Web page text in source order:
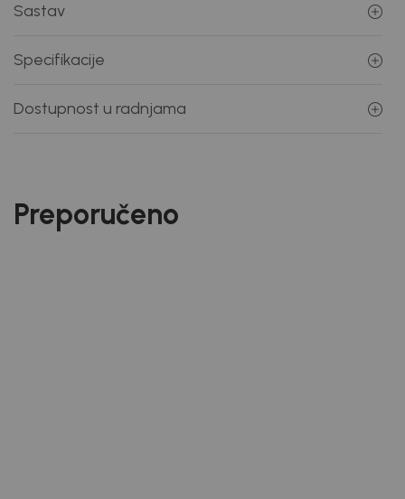
Sastav
Specifikacije
Dostupnost u radnjama
Preporučeno